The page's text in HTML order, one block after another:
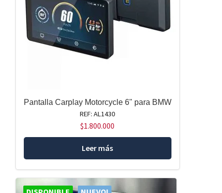
Pantalla Carplay Motorcycle 6" para BMW
REF: AL1430
$1.800.000
Leer más